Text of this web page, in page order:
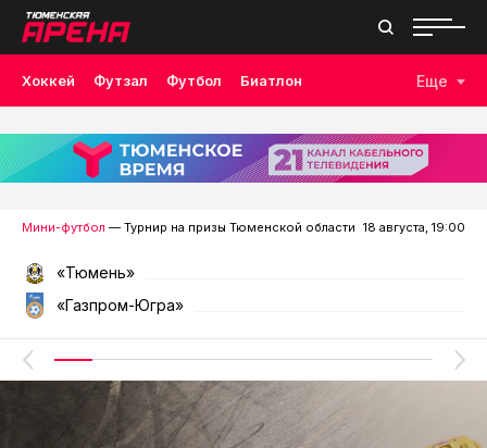
Хоккей Футзал Футбол Биатлон
Лыжные гонки Волейбол Плавание Дзюдо
Скалолазание Велоспорт Бокс
Еще
Мини-футбол — Турнир на призы Тюменской области 18 августа, 19:00
«Тюмень»
«Газпром-Югра»